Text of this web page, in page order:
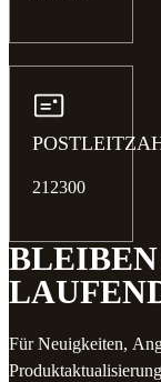
212300
Für Neuigkeiten,